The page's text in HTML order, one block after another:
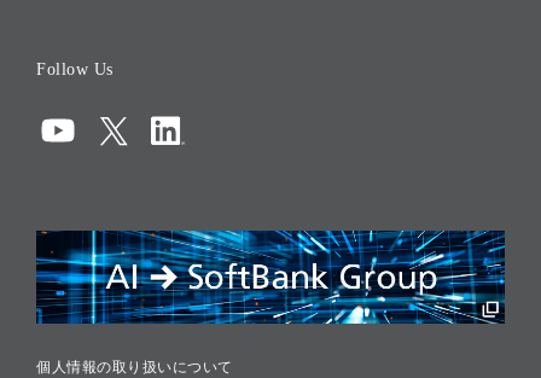
コンプライアンス
リスクマネジメント
税務に対する取り組み
採用情報
Follow Us
個人情報の取り扱いについて